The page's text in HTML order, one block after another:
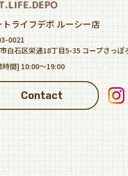
トライフデポ ルーシー店
0021
白石区栄通18丁目5-35 コープさっぽ
時間] 10:00～19:00
Contact